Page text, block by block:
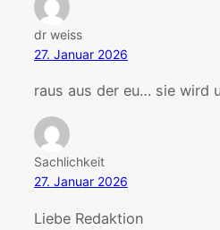
dr weiss
27. Januar 2026
raus aus der eu… sie wird
Sachlichkeit
27. Januar 2026
Liebe Redaktion